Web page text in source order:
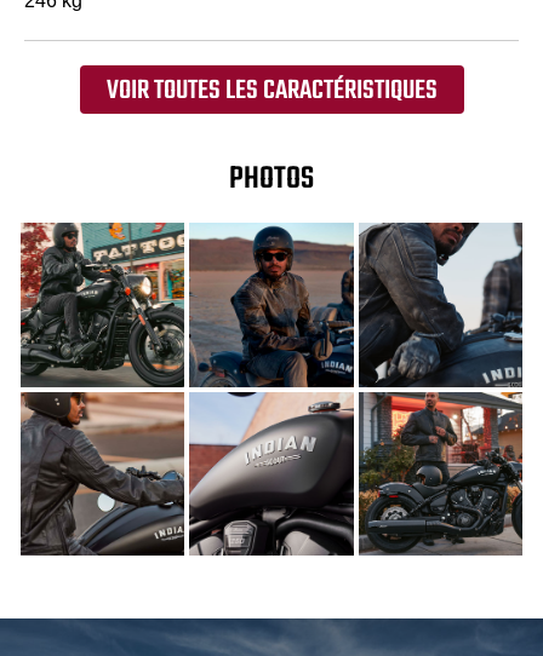
VOIR TOUTES LES CARACTÉRISTIQUES
PHOTOS